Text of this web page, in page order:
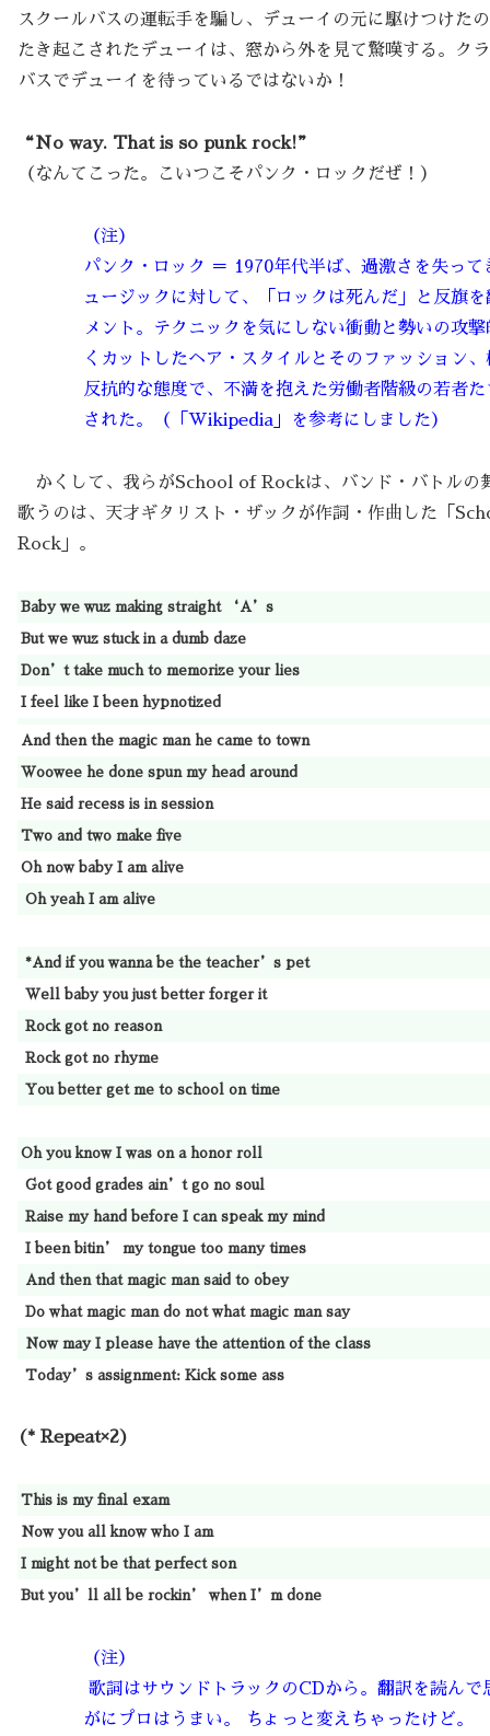
スクールバスの運転手を騙し、デューイの元に駆けつけた
たき起こされたデューイは、窓から外を見て驚嘆する。ク
バスでデューイを待っているではないか！
“No way. That is so punk rock!”
（なんてこった。こいつこそパンク・ロックだぜ！）
（注）
パンク・ロック ＝ 1970年代半ば、過激さを失って
ュージックに対して、「ロックは死んだ」と反旗
メント。テクニックを気にしない衝動と勢いの攻
くカットしたヘア・スタイルとそのファッション
反抗的な態度で、不満を抱えた労働者階級の若者
された。（「Wikipedia」を参考にしました）
かくして、我らがSchool of Rockは、バンド・バトルの
歌うのは、天才ギタリスト・ザックが作詞・作曲した「
Rock」。
Baby we wuz making straight ‘A’s
But we wuz stuck in a dumb daze
Don’t take much to memorize your lies
I feel like I been hypnotized
And then the magic man he came to town
Woowee he done spun my head around
He said recess is in session
Two and two make five
Oh now baby I am alive
Oh yeah I am alive
*And if you wanna be the teacher’s pet
Well baby you just better forger it
Rock got no reason
Rock got no rhyme
You better get me to school on time
Oh you know I was on a honor roll
Got good grades ain’t go no soul
Raise my hand before I can speak my mind
I been bitin’ my tongue too many times
And then that magic man said to obey
Do what magic man do not what magic man say
Now may I please have the attention of the class
Today’s assignment: Kick some ass
(* Repeat×2)
This is my final exam
Now you all know who I am
I might not be that perfect son
But you’ll all be rockin’ when I’m done
（注）
歌詞はサウンドトラックのCDから。翻訳を読んで
がにプロはうまい。 ちょっと変えちゃったけど。